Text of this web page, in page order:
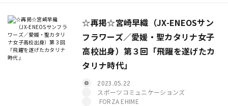
☆再掲☆宮崎早織（JX-ENEOSサン
フラワーズ／愛媛・聖カタリナ女子
高校出身）第３回「飛躍を遂げたカ
タリナ時代」
2023.05.22
スポーツコミュニケーションズ
FORZA EHIME